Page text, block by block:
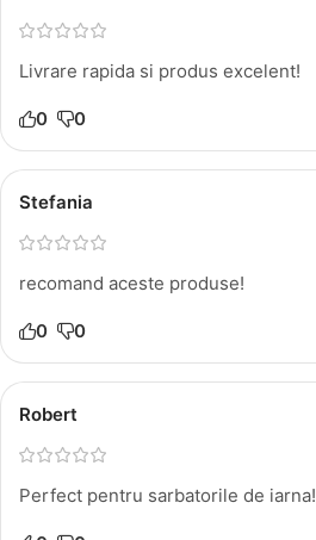
Livrare rapida si produs excelent!
0 0
Stefania
recomand aceste produse!
0 0
Robert
Perfect pentru sarbatorile de iarna!